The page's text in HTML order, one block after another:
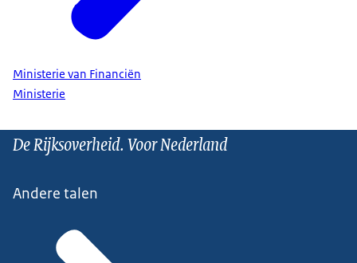
Ministerie van Financiën
Ministerie
De Rijksoverheid. Voor Nederland
Andere talen